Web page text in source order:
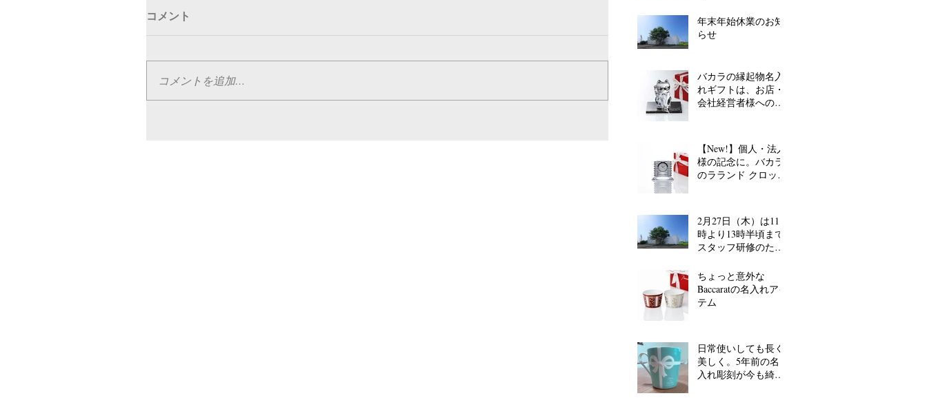
コメント
コメントを追加…
年末年始休業のお知
らせ
バカラの縁起物名入
れギフトは、お店・
会社経営者様へのお
【New!】個人・法人
様の記念に。バカラ
のラランド クロック
2月27日（木）は11
時より13時半頃まで
スタッフ研修のた
話対応となります。
ちょっと意外な
Baccaratの名入れアイ
テム
日常使いしても長く
美しく。5年前の名
入れ彫刻が今も綺麗